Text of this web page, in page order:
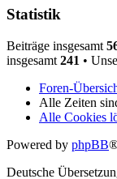
Statistik
Beiträge insgesamt
insgesamt 241 •
Foren-
Alle Zeiten
Alle Cookies
Powered by phpBB
Deutsche